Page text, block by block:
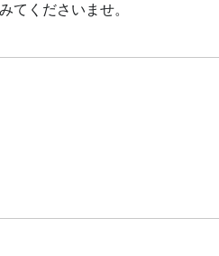
てくださいませ。